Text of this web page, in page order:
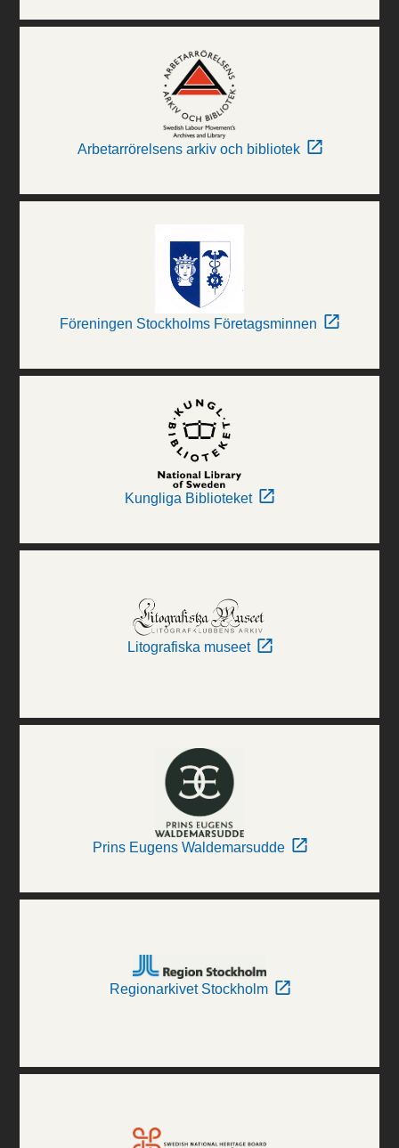
Arbetarrörelsens arkiv och bibliotek
Föreningen Stockholms Företagsminnen
Kungliga Biblioteket
Litografiska museet
Prins Eugens Waldemarsudde
Regionarkivet Stockholm